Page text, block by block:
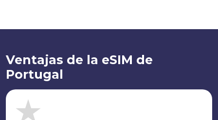
Ventajas de la eSIM de
Portugal